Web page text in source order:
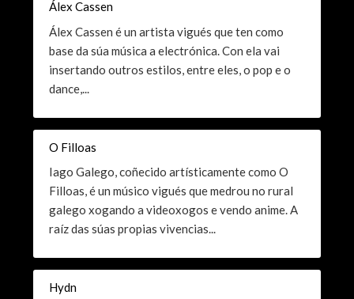
Álex Cassen
Álex Cassen é un artista vigués que ten como
base da súa música a electrónica. Con ela vai
insertando outros estilos, entre eles, o pop e o
dance,...
O Filloas
Iago Galego, coñecido artísticamente como O
Filloas, é un músico vigués que medrou no rural
galego xogando a videoxogos e vendo anime. A
raíz das súas propias vivencias...
Hydn